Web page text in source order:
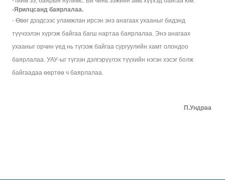
-Ярилцсанд баярлалаа.
- Өвөг дээдсээс уламжлан ирсэн энэ анагаах ухааныг бидэнд
түүчээлэн хүргэж байгаа багш нартаа баярлалаа. Энэ анагаах
ухааныг орчин үед нь түгээж байгаа сургуулийн хамт олондоо
баярлалаа. УАУ-ыг түгээн дэлгэрүүлэх түүхийн нэгэн хэсэг болж
байгаадаа өөртөө ч баярлалаа.
П.Ундраа